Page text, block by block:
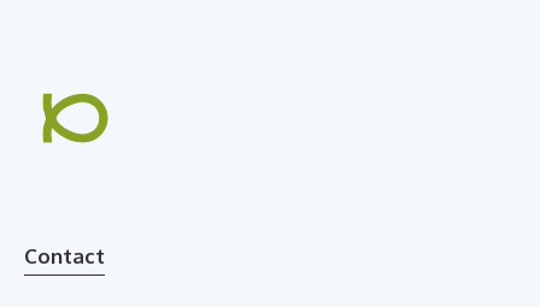
Contact